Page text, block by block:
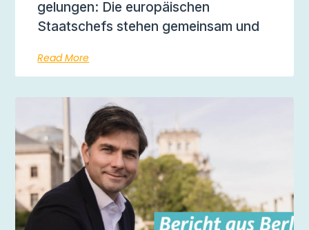
gelungen: Die europäischen
Staatschefs stehen gemeinsam und
Read More